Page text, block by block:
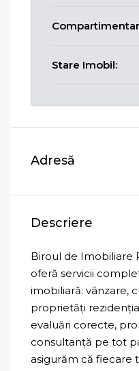
Stare Imobil:
Adresă
Descriere
Biroul de Imobiliare
oferă servicii
imobiliară: vânzare,
proprietăți
evaluări corecte,
consultanță pe tot
asigurăm că fiecare